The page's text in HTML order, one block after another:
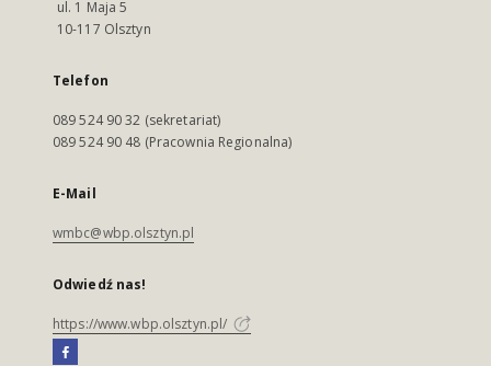
ul. 1 Maja 5
10-117 Olsztyn
Telefon
089 524 90 32 (sekretariat)
089 524 90 48 (Pracownia Regionalna)
E-Mail
wmbc@wbp.olsztyn.pl
Odwiedź nas!
https://www.wbp.olsztyn.pl/